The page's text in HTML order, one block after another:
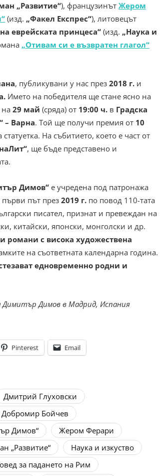
„Развитие“), французинът Жером
(изд. „Факел Експрес“), литовецът
еврейската принцеса“ (изд. „Наука и
„Отивам си е възвратен глагол“
, публикувани у нас през 2018 г. и
Името на победителя ще стане ясно на
29 май (сряда) от 19:00 ч. в Градска
– Варна. Той ще получи премия от 10
На събитието, което е част от
, ще бъде представено и
Димов“ е учредена под патронажа
първи път през 2019 г. по повод 110-тата
писател, признат и превеждан на
китайски, японски, монголски и др.
романи с висока художествена
на съответната календарна година.
едновременно родни и
Димитър Димов в Мадрид, Испания
Pinterest Email
Дмитрий Глуховски
Добромир Бойчев
Димов“
Жером Ферари
„Развитие“
Наука и изкуство
за падането на Рим